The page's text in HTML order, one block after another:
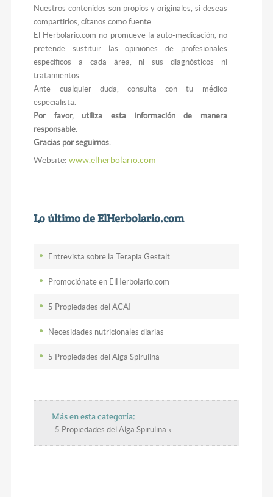
Nuestros contenidos son propios y originales, si deseas
compartirlos, cítanos como fuente.
El Herbolario.com no promueve la auto-medicación, no
pretende sustituir las opiniones de profesionales
específicos a cada área, ni sus diagnósticos ni
tratamientos.
Ante cualquier duda, consulta con tu médico
especialista.
Por favor, utiliza esta información de manera
responsable.
Gracias por seguirnos.
Website:www.elherbolario.com
Lo último de ElHerbolario.com
Entrevista sobre la Terapia Gestalt
Promociónate en ElHerbolario.com
5 Propiedades del ACAI
Necesidades nutricionales diarias
5 Propiedades del Alga Spirulina
Más en esta categoría:
5 Propiedades del Alga Spirulina »